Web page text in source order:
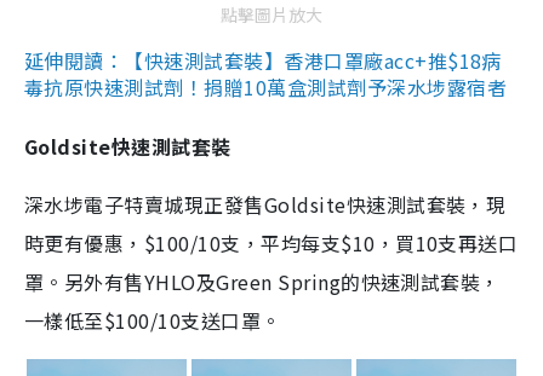
點擊圖片放大
延伸閱讀：【快速測試套裝】香港口罩廠acc+推$18病
毒抗原快速測試劑！捐贈10萬盒測試劑予深水埗露宿者
Goldsite快速測試套裝
深水埗電子特賣城現正發售Goldsite快速測試套裝，現
時更有優惠，$100/10支，平均每支$10，買10支再送口
罩。另外有售YHLO及Green Spring的快速測試套裝，
一樣低至$100/10支送口罩。